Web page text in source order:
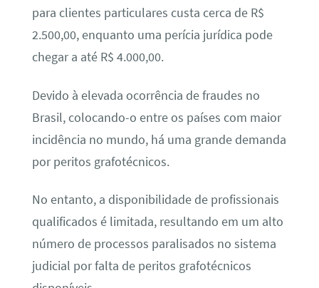
para clientes particulares custa cerca de R$
2.500,00, enquanto uma perícia jurídica pode
chegar a até R$ 4.000,00.
Devido à elevada ocorrência de fraudes no
Brasil, colocando-o entre os países com maior
incidência no mundo, há uma grande demanda
por peritos grafotécnicos.
No entanto, a disponibilidade de profissionais
qualificados é limitada, resultando em um alto
número de processos paralisados no sistema
judicial por falta de peritos grafotécnicos